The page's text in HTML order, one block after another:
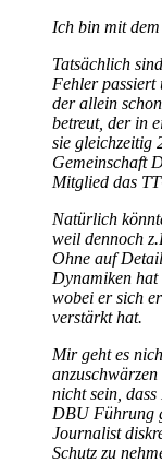
Ich bin mit
Tatsächlich
Fehler passiert
der allein
betreut, der in
sie gleichzeitig
Gemeinschaft
Mitglied das
Natürlich
weil dennoch
Ohne auf
Dynamiken hat
wobei er sich
verstärkt hat.
Mir geht es
nicht sein,
DBU Führung
Journalist
Schutz zu